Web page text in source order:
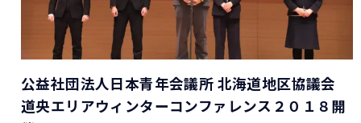
公益社団法人日本青年会議所 北海道地区協議会
道央エリアウィンターコンファレンス２０１８開